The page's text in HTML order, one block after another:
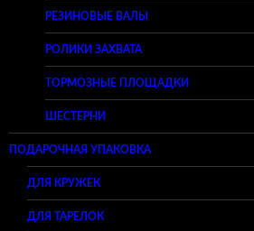
РЕЗИНОВЫЕ ВАЛЫ
РОЛИКИ ЗАХВАТА
ТОРМОЗНЫЕ ПЛОЩАДКИ
ШЕСТЕРНИ
ПОДАРОЧНАЯ УПАКОВКА
ДЛЯ КРУЖЕК
ДЛЯ ТАРЕЛОК